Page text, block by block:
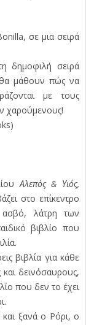
σε μια σειρά
δημοφιλή σειρά
θα μάθουν πώς να
με τους
χαρούμενους!
Αλεπός & Υιός,
στο επίκεντρο
ασβό, λάτρη των
βιβλίο που
βιβλία για κάθε
και δεινόσαυρους,
που δεν το έχει
και ξανά ο Ρόρι, ο